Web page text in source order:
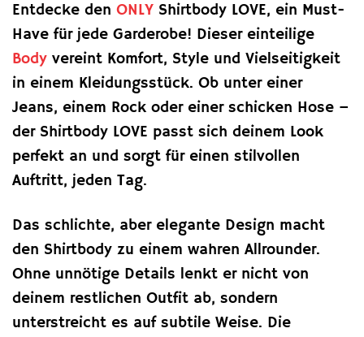
Entdecke den ONLY Shirtbody LOVE, ein Must-
Have für jede Garderobe! Dieser einteilige
Body vereint Komfort, Style und Vielseitigkeit
in einem Kleidungsstück. Ob unter einer
Jeans, einem Rock oder einer schicken Hose –
der Shirtbody LOVE passt sich deinem Look
perfekt an und sorgt für einen stilvollen
Auftritt, jeden Tag.
Das schlichte, aber elegante Design macht
den Shirtbody zu einem wahren Allrounder.
Ohne unnötige Details lenkt er nicht von
deinem restlichen Outfit ab, sondern
unterstreicht es auf subtile Weise. Die